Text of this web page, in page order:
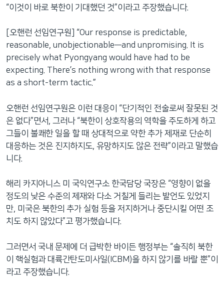
“이것이 바로 북한이 기대했던 것”이라고 주장했습니다.
[오핸런 선임연구원] “Our response is predictable,
reasonable, unobjectionable—and unpromising. It is
precisely what Pyongyang would have had to be
expecting. There’s nothing wrong with that response
as a short-term tactic.”
오핸런 선임연구원은 이런 대응이 “단기적인 전술로써 잘못된 것
은 없다”면서, 그러나 “북한이 상호작용의 역학을 주도하게 하고
그들이 불쾌한 일을 할 때 상대적으로 약한 추가 제재로 단순히
대응하는 것은 진지하지도, 유망하지도 않은 전략”이라고 말했습
니다.
해리 카지아니스 미 국익연구소 한국담당 국장은 “영향이 없을
정도의 낮은 수준의 제재와 다소 거칠게 들리는 발언도 있었지
만, 미국은 북한의 추가 실험 등을 저지하거나 중단시킬 어떤 조
치도 하지 않았다”고 평가했습니다.
그러면서 국내 문제에 더 급박한 바이든 행정부는 “솔직히 북한
이 핵실험과 대륙간탄도미사일(ICBM)을 하지 않기를 바랄 뿐”이
라고 주장했습니다.